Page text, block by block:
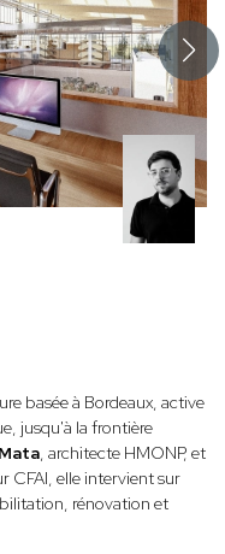
basée à Bordeaux, active
jusqu'à la frontière
, architecte HMONP, et
CFAI, elle intervient sur
rénovation et